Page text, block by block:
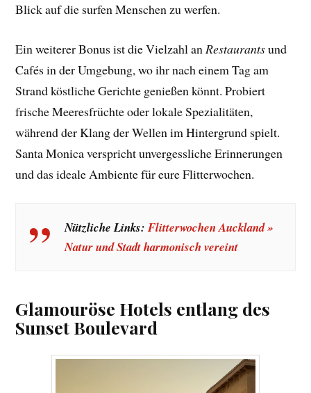
Blick auf die surfen Menschen zu werfen.
Ein weiterer Bonus ist die Vielzahl an Restaurantsund
Cafés in der Umgebung, wo ihr nach einem Tag am
Strand köstliche Gerichte genießen könnt. Probiert
frische Meeresfrüchte oder lokale Spezialitäten,
während der Klang der Wellen im Hintergrund spielt.
Santa Monica verspricht unvergessliche Erinnerungen
und das ideale Ambiente für eure Flitterwochen.
Nützliche Links: Flitterwochen Auckland »
Natur und Stadt harmonisch vereint
Glamouröse Hotels entlang des
Sunset Boulevard